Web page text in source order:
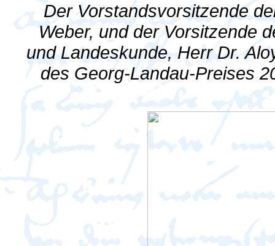
Der Vorstandsvorsitzende
Weber, und der Vorsitzende
und Landeskunde, Herr Dr.
des Georg-Landau-Preises